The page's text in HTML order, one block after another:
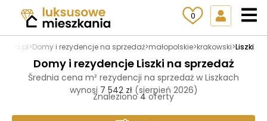
0
>Domy i rezydencje na sprzedaż>małopolskie>krakowski>Liszki
Domy i rezydencje Liszki na sprzedaż
Średnia cena m² rezydencji na sprzedaż w Liszkach
wynosi 7 542 zł (sierpień 2026)
Znaleziono4oferty